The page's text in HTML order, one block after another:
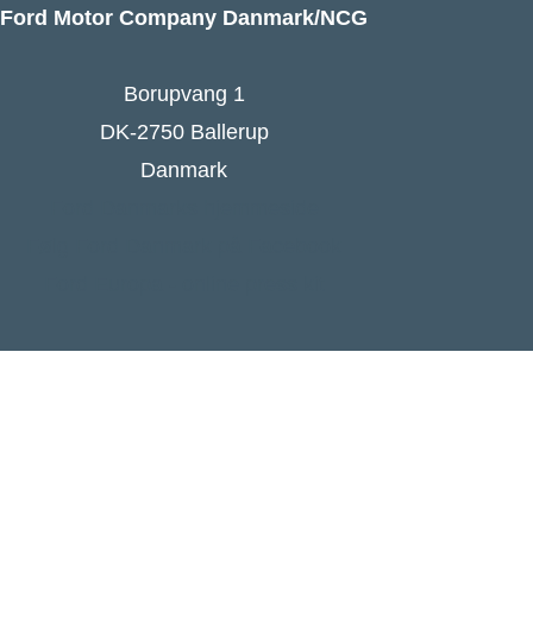
Ford Motor Company Danmark/NCG
Borupvang 1
DK-2750 Ballerup
Danmark